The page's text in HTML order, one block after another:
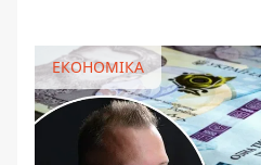
ЕКОНОМІКА